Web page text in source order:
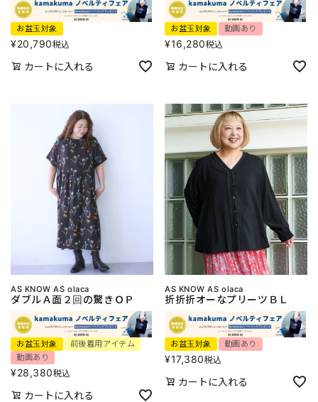
お盆玉対象
¥20,790税込
カートに入れる
お盆玉対象 動画あり
¥16,280税込
カートに入れる
AS KNOW AS olaca
ダブルＡ面２回の驚きＯＰ
お盆玉対象
前後着用アイテム
動画あり
¥28,380税込
カートに入れる
AS KNOW AS olaca
折折折オーなプリーツＢＬ
お盆玉対象 動画あり
¥17,380税込
カートに入れる